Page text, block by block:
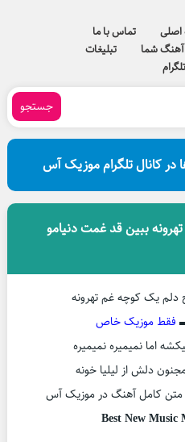
تماس با ما
شما
تبلیغات
جستجو
کانال تلگرام موزیک آس
ببین قد غمت دنیامو
دلم یک کوچه غم تهرونه
فقط موزیک خاص
اما نمیمیره نمیمیره
دلش از لیلیا خونه
Best New